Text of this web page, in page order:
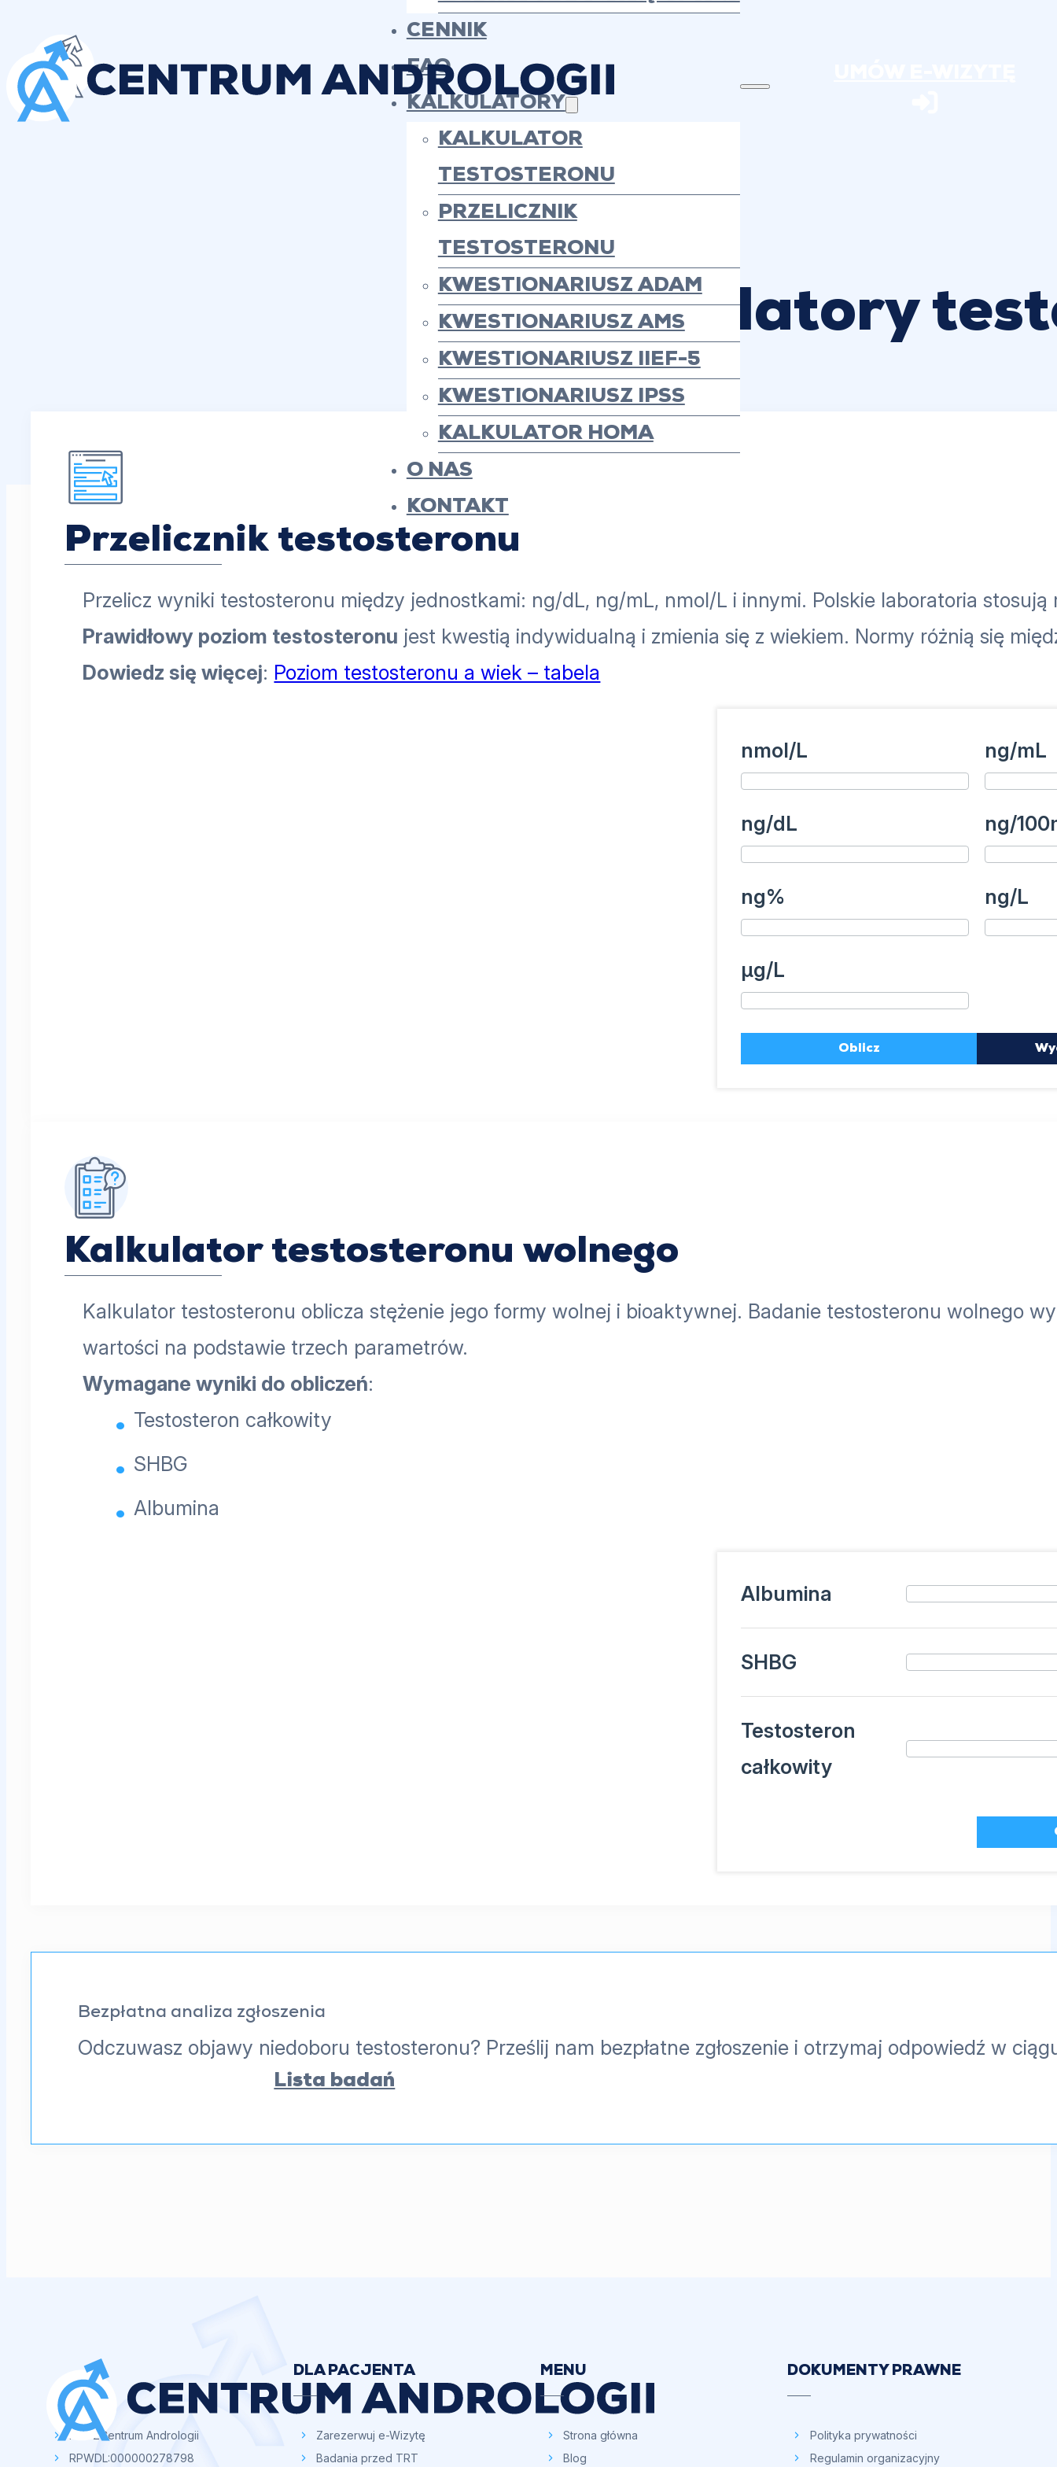
CENNIK
FAQ
KALKULATORY
KALKULATOR
TESTOSTERONU
PRZELICZNIK
TESTOSTERONU
KWESTIONARIUSZ ADAM
KWESTIONARIUSZ AMS
KWESTIONARIUSZ IIEF-5
KWESTIONARIUSZ IPSS
KALKULATOR HOMA
O NAS
KONTAKT
Kalkulatory
Przelicznik testosteronu
Przelicz wyniki testosteronu między jednostkami: ng/dL, ng/mL, nmol/L i innymi. Polskie laboratoria
Prawidłowy poziom testosteronu jest kwestią indywidualną i zmienia się z wiekiem. Normy różnią się
Dowiedz się więcej: Poziom testosteronu a wiek – tabela
nmol/L ng/mL
ng/dL ng/
ng% ng/L
µg/L
Oblicz
Kalkulator testosteronu wolnego
Kalkulator testosteronu oblicza stężenie jego formy wolnej i bioaktywnej. Badanie testosteronu wolnego
wartości na podstawie trzech parametrów.
Wymagane wyniki do obliczeń:
Testosteron całkowity
SHBG
Albumina
Albumina
SHBG
Testosteron
całkowity
Bezpłatna analiza zgłoszenia
Odczuwasz objawy niedoboru testosteronu? Prześlij nam bezpłatne zgłoszenie i otrzymaj odpowiedź w
Lista badań
NZOZCentrum Andrologii
RPWDL:000000278798
DLA PACJENTA
Zarezerwuj e-Wizytę
Badania przed TRT
MENU
Strona główna
Blog
DOKUMENTY PRAWNE
Polityka prywatności
Regulamin organizacyjny